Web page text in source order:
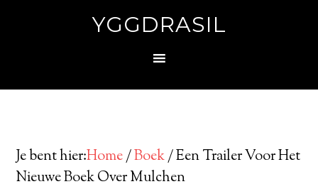
YGGDRASIL
Je bent hier:Home/Boek/Een Trailer Voor Het
Nieuwe Boek Over Mulchen